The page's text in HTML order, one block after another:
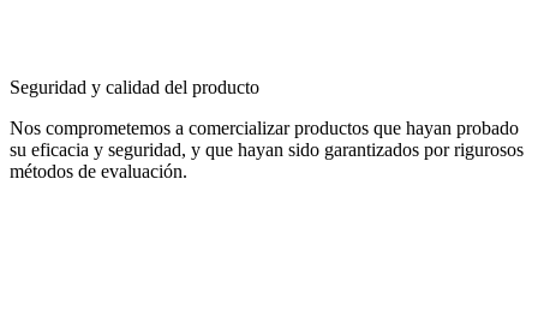
Seguridad y calidad del producto
Nos comprometemos a comercializar productos que hayan probado
su eficacia y seguridad, y que hayan sido garantizados por rigurosos
métodos de evaluación.